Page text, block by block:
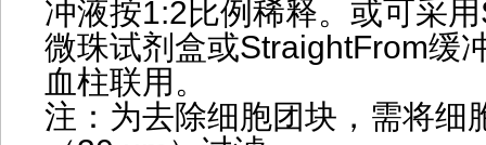
冲液按1:2比例稀释。或可采
微珠试剂盒或StraightFrom缓
血柱联用。
注：为去除细胞团块，需将细